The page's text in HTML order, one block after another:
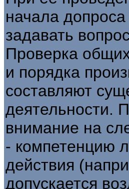
начала
задавать
Проверка
и порядка
составляют
деятельности.
внимание на
- компетенцию
действия
допускается